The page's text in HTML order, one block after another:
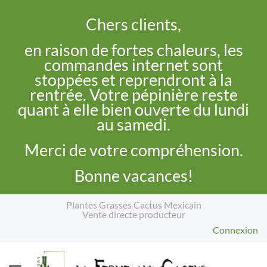
Chers clients,
en raison de fortes chaleurs, les
commandes internet sont
stoppées et reprendront à la
rentrée. Votre pépinière reste
quant à elle bien ouverte du lundi
au samedi.
Merci de votre compréhension.
Bonne vacances!
Plantes Grasses Cactus Mexicain
Vente directe producteur
Connexion